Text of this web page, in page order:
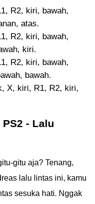
R2, kiri, bawah,
atas.
R2, kiri, bawah,
kiri.
R2, kiri, bawah,
bawah.
X, kiri, R1, R2, kiri,
- Lalu
gitu aja? Tenang,
lalu lintas ini, kamu
sesuka hati. Nggak